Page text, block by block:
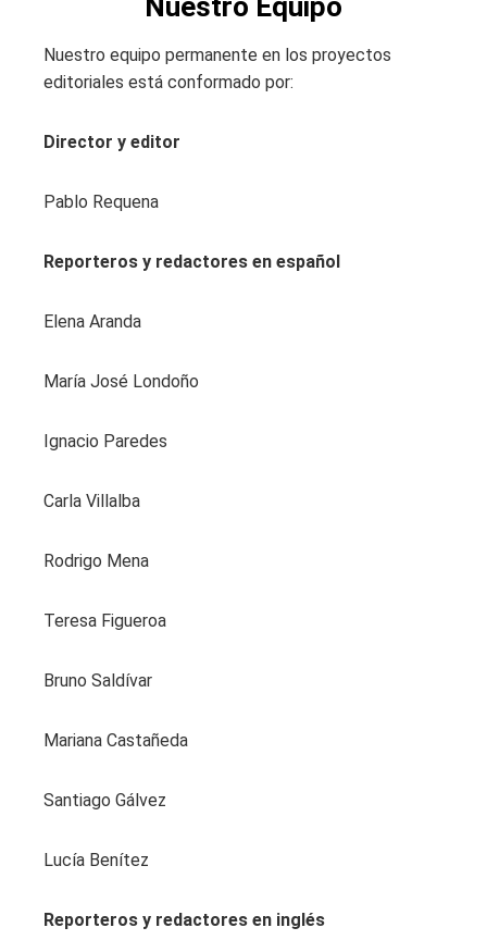
Nuestro Equipo
Nuestro equipo permanente en los proyectos
editoriales está conformado por:
Director y editor
Pablo Requena
Reporteros y redactores en español
Elena Aranda
María José Londoño
Ignacio Paredes
Carla Villalba
Rodrigo Mena
Teresa Figueroa
Bruno Saldívar
Mariana Castañeda
Santiago Gálvez
Lucía Benítez
Reporteros y redactores en inglés